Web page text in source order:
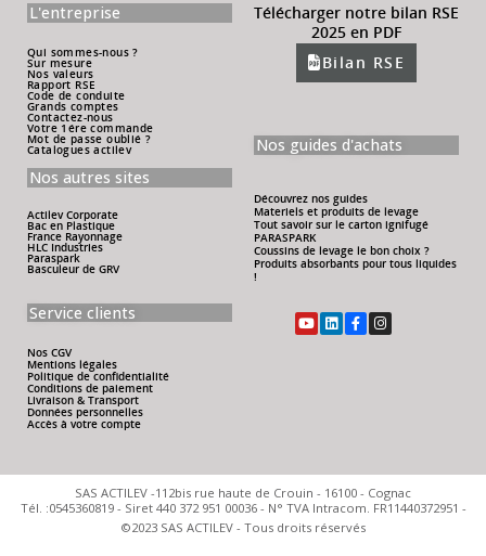
L'entreprise
Qui sommes-nous ?
Sur mesure
Nos valeurs
Rapport RSE
Code de conduite
Grands comptes
Contactez-nous
Votre 1ére commande
Mot de passe oublié ?
Catalogues actilev
Télécharger notre bilan RSE
2025 en PDF
Bilan RSE
Nos autres sites
Actilev Corporate
Bac en Plastique
France Rayonnage
HLC Industries
Paraspark
Basculeur de GRV
Nos guides d'achats
Découvrez nos guides
Materiels et produits de levage
Tout savoir sur le carton ignifugé
PARASPARK
Coussins de levage le bon choix ?
Produits absorbants pour tous liquides
!
Service clients
Nos CGV
Mentions légales
Politique de confidentialité
Conditions de paiement
Livraison & Transport
Données personnelles
Accès à votre compte
SAS ACTILEV -112bis rue haute de Crouin - 16100 - Cognac
Tél. :0545360819 - Siret 440 372 951 00036 - N° TVA Intracom. FR11440372951 -
©2023 SAS ACTILEV - Tous droits réservés​